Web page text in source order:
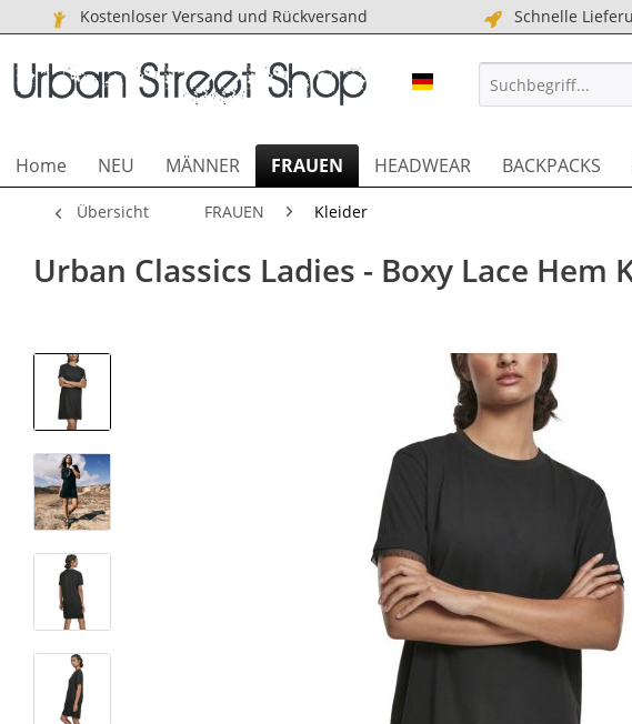
Kostenloser Versand und Rückversand Schnelle
URBAN STREET DE
Home NEU MÄNNER FRAUEN HEADWEAR BACKPACKS
Übersicht FRAUEN Kleider
Urban Classics Ladies - Boxy Lace Hem